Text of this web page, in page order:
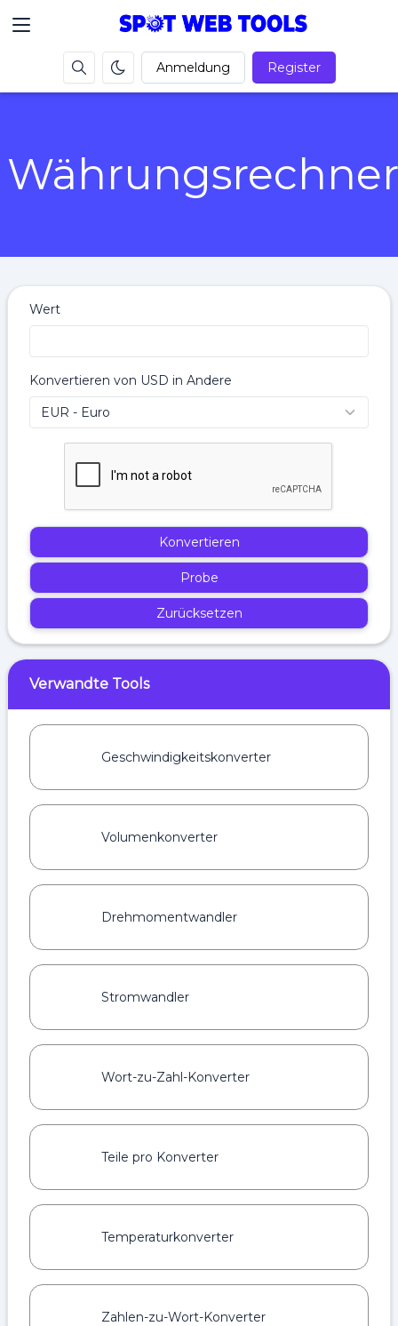
Anmeldung Register
Währungsrechner
Wert
Konvertieren von USD in Andere
Konvertieren
Probe
Zurücksetzen
Verwandte Tools
Geschwindigkeitskonverter
Volumenkonverter
Drehmomentwandler
Stromwandler
Wort-zu-Zahl-Konverter
Teile pro Konverter
Temperaturkonverter
Zahlen-zu-Wort-Konverter